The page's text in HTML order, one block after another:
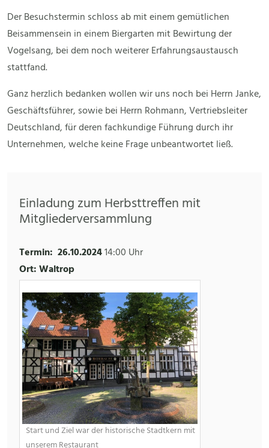
Der Besuchstermin schloss ab mit einem gemütlichen
Beisammensein in einem Biergarten mit Bewirtung der
Vogelsang, bei dem noch weiterer Erfahrungsaustausch
stattfand.
Ganz herzlich bedanken wollen wir uns noch bei Herrn Janke,
Geschäftsführer, sowie bei Herrn Rohmann, Vertriebsleiter
Deutschland, für deren fachkundige Führung durch ihr
Unternehmen, welche keine Frage unbeantwortet ließ.
Einladung zum Herbsttreffen mit
Mitgliederversammlung
Termin: 26.10.202414:00 Uhr
Ort: Waltrop
Start und Ziel war der historische Stadtkern mit